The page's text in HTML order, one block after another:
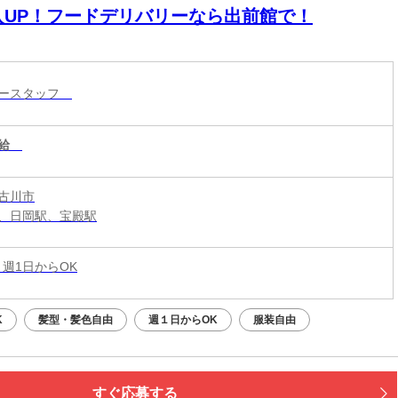
！フードデリバリーなら出前館で！
スタッフ
川市
日岡駅、宝殿駅
1日からOK
髪型・髪色自由 週１日からOK 服装自由
すぐ応募する